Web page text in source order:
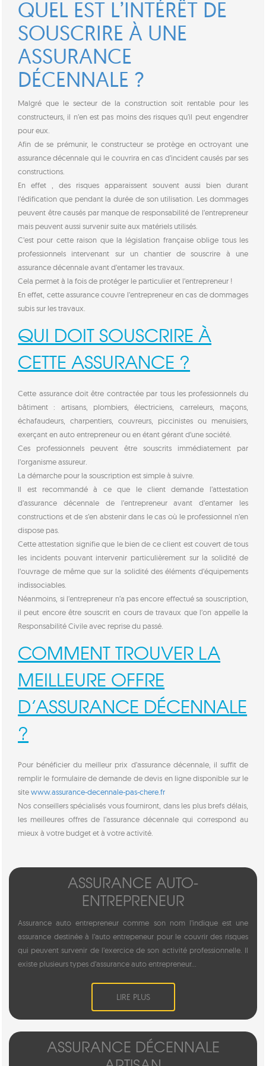
QUEL EST L’INTÉRÊT DE
SOUSCRIRE À UNE
ASSURANCE
DÉCENNALE ?
Malgré que le secteur de la construction soit rentable pour les
constructeurs, il n’en est pas moins des risques qu’il peut engendrer
pour eux.
Afin de se prémunir, le constructeur se protège en octroyant une
assurance décennale qui le couvrira en cas d’incident causés par ses
constructions.
En effet , des risques apparaissent souvent aussi bien durant
l’édification que pendant la durée de son utilisation. Les dommages
peuvent être causés par manque de responsabilité de l’entrepreneur
mais peuvent aussi survenir suite aux matériels utilisés.
C’est pour cette raison que la législation française oblige tous les
professionnels intervenant sur un chantier de souscrire à une
assurance décennale avant d’entamer les travaux.
Cela permet à la fois de protéger le particulier et l’entrepreneur !
En effet, cette assurance couvre l’entrepreneur en cas de dommages
subis sur les travaux.
QUI DOIT SOUSCRIRE À
CETTE ASSURANCE ?
Cette assurance doit être contractée par tous les professionnels du
bâtiment : artisans, plombiers, électriciens, carreleurs, maçons,
échafaudeurs, charpentiers, couvreurs, piccinistes ou menuisiers,
exerçant en auto entrepreneur ou en étant gérant d’une société.
Ces professionnels peuvent être souscrits immédiatement par
l’organisme assureur.
La démarche pour la souscription est simple à suivre.
Il est recommandé à ce que le client demande l’attestation
d’assurance décennale de l’entrepreneur avant d’entamer les
constructions et de s’en abstenir dans le cas où le professionnel n’en
dispose pas.
Cette attestation signifie que le bien de ce client est couvert de tous
les incidents pouvant intervenir particulièrement sur la solidité de
l’ouvrage de même que sur la solidité des éléments d’équipements
indissociables.
Néanmoins, si l’entrepreneur n’a pas encore effectué sa souscription,
il peut encore être souscrit en cours de travaux que l’on appelle la
Responsabilité Civile avec reprise du passé.
COMMENT TROUVER LA
MEILLEURE OFFRE
D’ASSURANCE DÉCENNALE
?
Pour bénéficier du meilleur prix d’assurance décennale, il suffit de
remplir le formulaire de demande de devis en ligne disponible sur le
sitewww.assurance-decennale-pas-chere.fr
Nos conseillers spécialisés vous fourniront, dans les plus brefs délais,
les meilleures offres de l’assurance décennale qui correspond au
mieux à votre budget et à votre activité.
ASSURANCE AUTO-
ENTREPRENEUR
Assurance auto entrepreneur comme son nom l’indique est une
assurance destinée à l’auto entrepeneur pour le couvrir des risques
qui peuvent survenir de l’exercice de son activité professionnelle. Il
existe plusieurs types d’assurance auto entrepreneur...
LIRE PLUS
ASSURANCE DÉCENNALE